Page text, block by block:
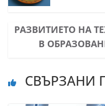
РАЗВИТИЕТО НА
В
СВЪРЗАНИ